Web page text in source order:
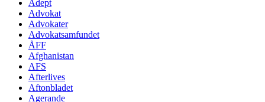
Adept
Advokat
Advokater
Advokatsamfundet
ÅFF
Afghanistan
AFS
Afterlives
Aftonbladet
Agerande